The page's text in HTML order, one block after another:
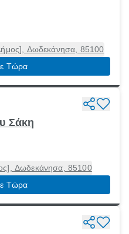
Δωδεκάνησα, 85100
Τώρα
Σάκη
Δωδεκάνησα, 85100
Τώρα